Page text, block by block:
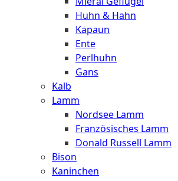
Huhn & Hahn
Kapaun
Ente
Perlhuhn
Gans
Kalb
Lamm
Nordsee Lamm
Französisches Lamm
Donald Russell Lamm
Bison
Kaninchen